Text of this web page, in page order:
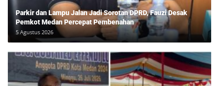
Parkir dan Lampu Jalan Jadi Sorotan DPRD, Fauzi Desak
Pemkot Medan Percepat Pembenahan
5 Agustus 2026